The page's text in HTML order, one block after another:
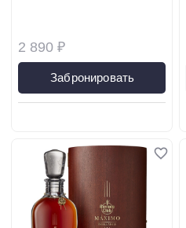
2 890 ₽
Забронировать